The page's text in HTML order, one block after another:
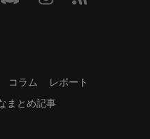
コラム
レポート
まとめ記事